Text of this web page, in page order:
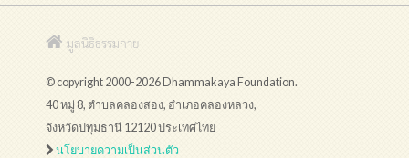
มูลนิธิธรรมกาย
© copyright 2000-2026 Dhammakaya Foundation.
40 หมู่ 8, ตำบลคลองสอง, อำเภอคลองหลวง,
จังหวัดปทุมธานี 12120 ประเทศไทย
นโยบายความเป็นส่วนตัว